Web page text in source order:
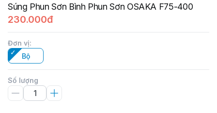
Súng Phun Sơn Bình Phun Sơn OSAKA F75-400
230.000đ
Đơn vị:
Bộ
Số lượng